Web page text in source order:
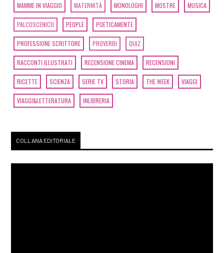
MAMME IN VIAGGIO MATERNITÀ MONOLOGHI MOSTRE MUSICA
PALCOSCENICO PEOPLE POETICAMENTE
PROFESSIONE SCRITTORE PROVERBI QUIZ
RACCONTI ILLUSTRATI RECENSIONE CINEMA RECENSIONI
RICETTE SCIENZA SERIE TV STORIA THE WEEK VIAGGI
VIAGGI&LETTERATURA INLIBRERIA
COLLANA EDITORIALE